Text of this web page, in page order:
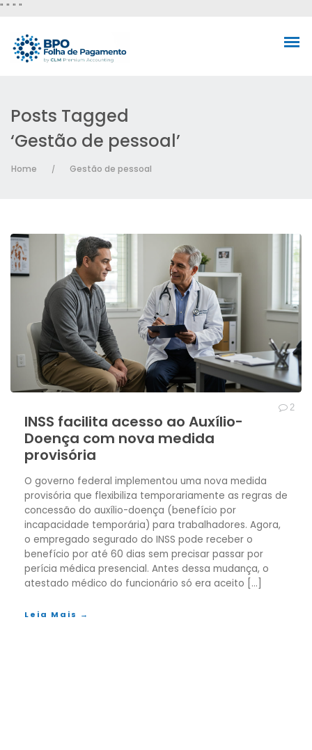
" " " "
Posts Tagged
‘Gestão de pessoal’
Home / Gestão de pessoal
INSS facilita acesso ao Auxílio-
Doença com nova medida
provisória
2
O governo federal implementou uma nova medida
provisória que flexibiliza temporariamente as regras de
concessão do auxílio-doença (benefício por
incapacidade temporária) para trabalhadores. Agora,
o empregado segurado do INSS pode receber o
benefício por até 60 dias sem precisar passar por
perícia médica presencial. Antes dessa mudança, o
atestado médico do funcionário só era aceito […]
Leia Mais →